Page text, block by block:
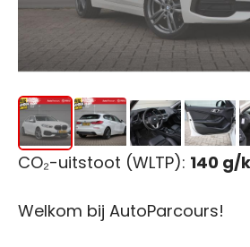
CO₂-uitstoot (WLTP): 140 g/
Welkom bij AutoParcours!